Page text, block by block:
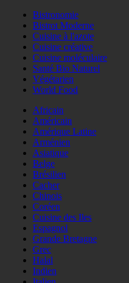
Bistronomie
Bistrot Moderne
Cuisine à l'azote
Cuisine créative
Cuisine moléculaire
Santé Bio Naturel
Végétarien
World Food
Africain
Américain
Amérique Latine
Arménien
Asiatique
Belge
Brésilien
Cacher
Chinois
Coréen
Cuisine des Iles
Espagnol
Grande Bretagne
Grec
Halal
Indien